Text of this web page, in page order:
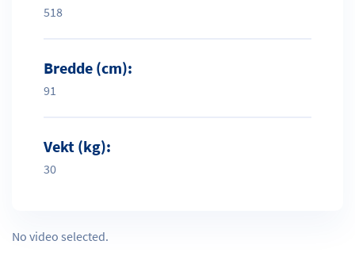
518
Bredde (cm):
91
Vekt (kg):
30
No video selected.